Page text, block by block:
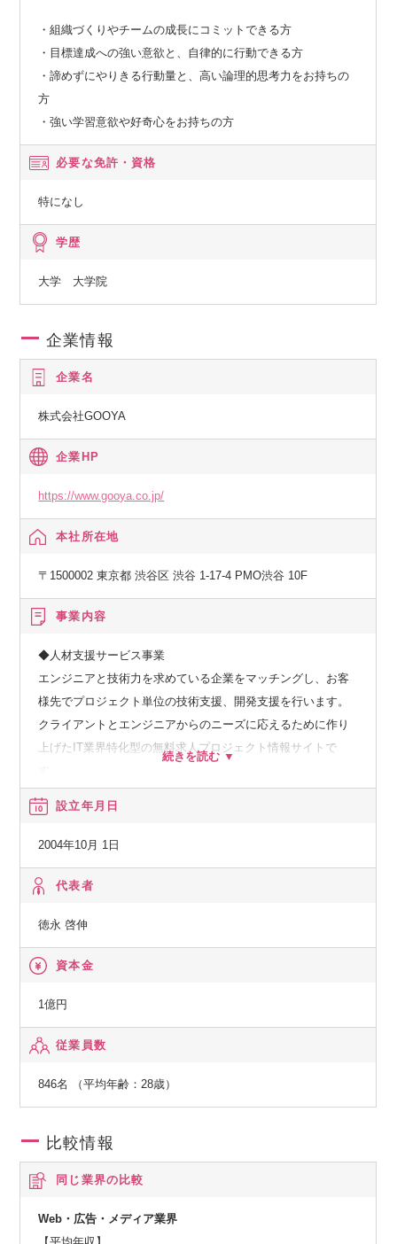
・組織づくりやチームの成長にコミットできる方
・目標達成への強い意欲と、自律的に行動できる方
・諦めずにやりきる行動量と、高い論理的思考力をお持ちの
方
・強い学習意欲や好奇心をお持ちの方
必要な免許・資格
特になし
学歴
大学 大学院
企業情報
企業名
株式会社GOOYA
企業HP
https://www.gooya.co.jp/
本社所在地
〒1500002 東京都 渋谷区 渋谷 1-17-4 PMO渋谷 10F
事業内容
◆人材支援サービス事業
エンジニアと技術力を求めている企業をマッチングし、お客
様先でプロジェクト単位の技術支援、開発支援を行います。
クライアントとエンジニアからのニーズに応えるために作り
上げたIT業界特化型の無料求人プロジェクト情報サイトで
◆受託制作開発サービス事業
状サイトや競合の分析を行い、企画・構成、デザイン、コー
検証手法の提案からモデルベース設計によるアルゴリズム検
証、およびプロトタイプによるハードウェア・ソフトウェア
の協調検証まで、ワンストップソリューションを提供するこ
とにより、品質確保と検証期間の短縮をご提案いたします。
設立年月日
2004年10月 1日
代表者
徳永 啓伸
資本金
1億円
従業員数
846名 （平均年齢：28歳）
比較情報
同じ業界の比較
Web・広告・メディア業界